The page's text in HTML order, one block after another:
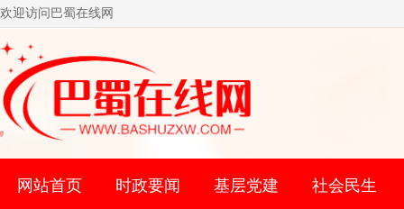
欢迎访问巴蜀在线网
网站首页 时政要闻 基层党建 社会民生